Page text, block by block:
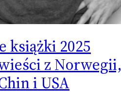
książki 2025
z Norwegii,
i USA